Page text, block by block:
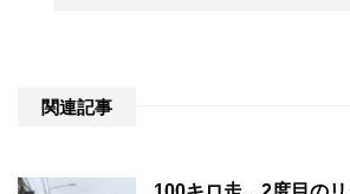
関連記事